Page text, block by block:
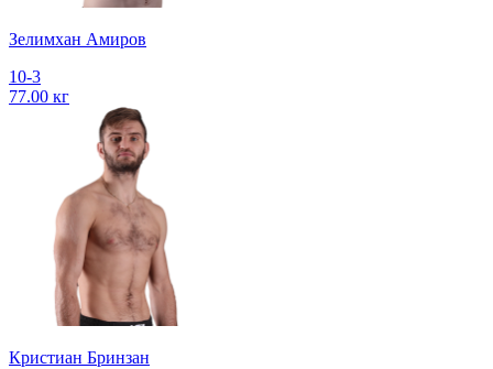
Зелимхан Амиров
10-3
77.00 кг
Кристиан Бринзан